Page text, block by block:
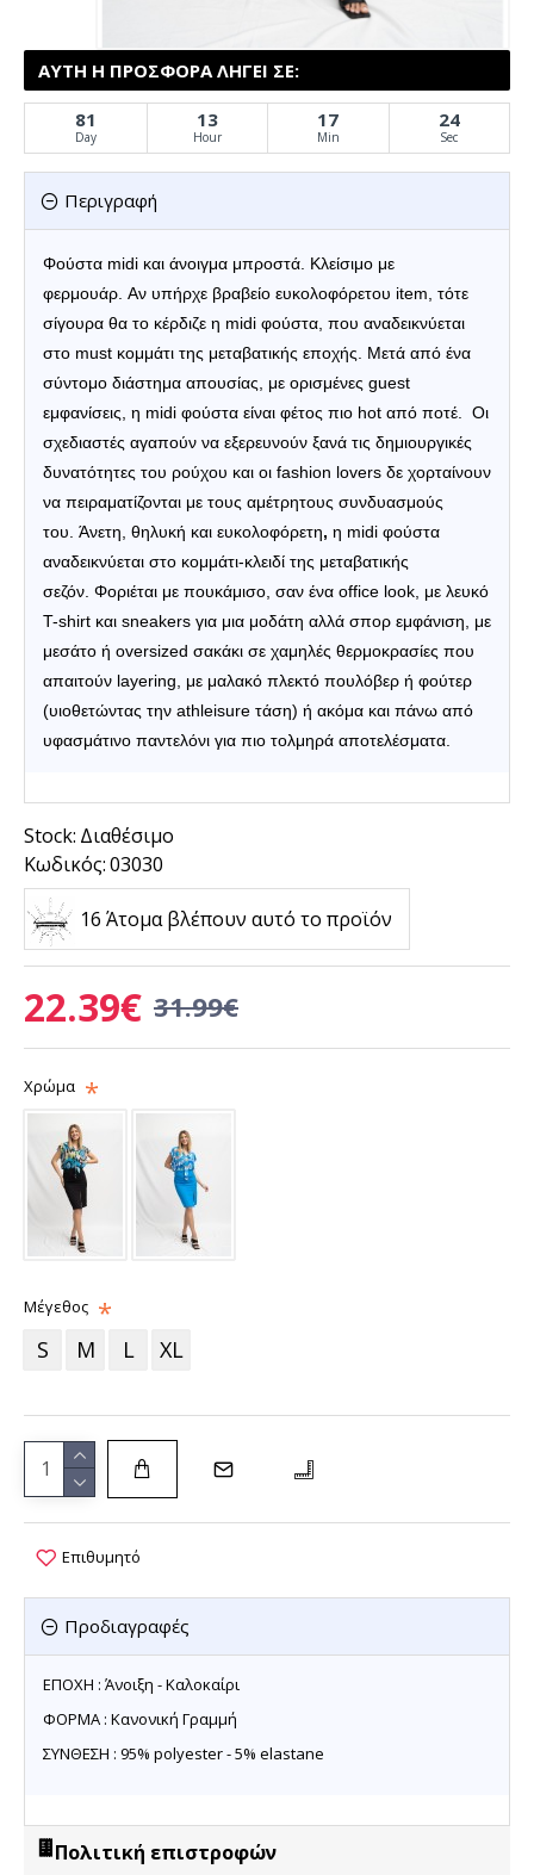
Περιγραφή
Φούστα midi και άνοιγμα μπροστά. Κλείσιμο με
φερμουάρ. Αν υπήρχε βραβείο ευκολοφόρετου item, τότε
σίγουρα θα το κέρδιζε η midi φούστα, που αναδεικνύεται
στο must κομμάτι της μεταβατικής εποχής. Μετά από ένα
σύντομο διάστημα απουσίας, με ορισμένες guest
εμφανίσεις, η midi φούστα είναι φέτος πιο hot από ποτέ.
Οι
σχεδιαστές αγαπούν να εξερευνούν ξανά τις δημιουργικές
δυνατότητες του ρούχου και οι fashion lovers δε χορταίνουν
να πειραματίζονται με τους αμέτρητους συνδυασμούς
του. Άνετη, θηλυκή και ευκολοφόρετη, η midi φούστα
αναδεικνύεται στο κομμάτι-κλειδί της μεταβατικής
σεζόν. Φοριέται με πουκάμισο, σαν ένα office look, με λευκό
T-shirt και sneakers για μια μοδάτη αλλά σπορ εμφάνιση, με
μεσάτο ή oversized σακάκι σε χαμηλές θερμοκρασίες που
απαιτούν layering, με μαλακό πλεκτό πουλόβερ ή φούτερ
(υιοθετώντας την athleisure τάση) ή ακόμα και πάνω από
υφασμάτινο παντελόνι για πιο τολμηρά αποτελέσματα.
Stock: Διαθέσιμο
Κωδικός:03030
ΑΥΤΉ Η ΠΡΟΣΦΟΡΆ ΛΉΓΕΙ ΣΕ:
81
Day
13
Hour
17
Min
24
Sec
16 Άτομα βλέπουν αυτό το προϊόν
22.39€ 31.99€
Χρώμα
Μέγεθος
S M L XL
Επιθυμητό
Πολιτική επιστροφών
Προδιαγραφές
ΕΠΟΧΗ : Άνοιξη - Καλοκαίρι
ΦΟΡΜΑ : Κανονική Γραμμή
ΣΥΝΘΕΣΗ : 95% polyester - 5% elastane